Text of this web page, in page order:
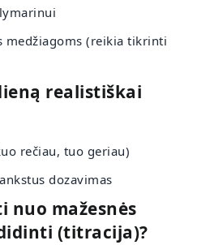
medžiagoms (reikia tikrinti
realistiškai
rečiau, tuo geriau)
dozavimas
nuo mažesnės
(titracija)?